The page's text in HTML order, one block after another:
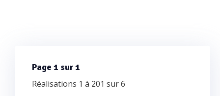
Page 1 sur 1
Réalisations 1 à 201 sur 6